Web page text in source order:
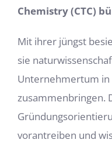
Chemistry (CTC)
Mit ihrer jüngst
sie
Unternehmertum in
zusammenbringen.
vorantreiben und